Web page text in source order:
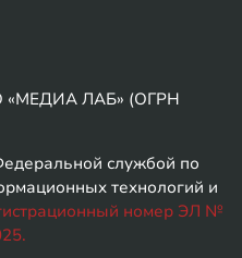
«МЕДИА ЛАБ» (ОГРН
службой по
технологий и
номер ЭЛ №